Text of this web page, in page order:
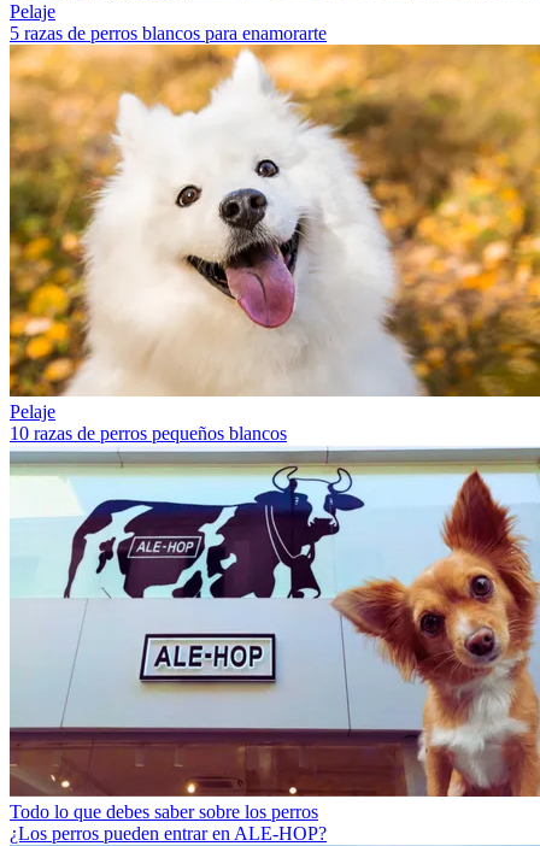
Pelaje
5 razas de perros blancos para enamorarte
Pelaje
10 razas de perros pequeños blancos
Todo lo que debes saber sobre los perros
¿Los perros pueden entrar en ALE-HOP?